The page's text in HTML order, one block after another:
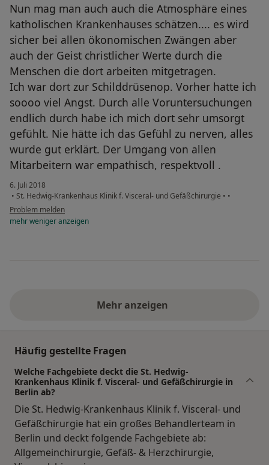
Nun mag man auch auch die Atmosphäre eines
katholischen Krankenhauses schätzen.... es wird
sicher bei allen ökonomischen Zwängen aber
auch der Geist christlicher Werte durch die
Menschen die dort arbeiten mitgetragen.
Ich war dort zur Schilddrüsenop. Vorher hatte ich
soooo viel Angst. Durch alle Voruntersuchungen
endlich durch habe ich mich dort sehr umsorgt
gefühlt. Nie hätte ich das Gefühl zu nerven, alles
wurde gut erklärt. Der Umgang von allen
Mitarbeitern war empathisch, respektvoll .
6. Juli 2018
• St. Hedwig-Krankenhaus Klinik f. Visceral- und Gefäßchirurgie • •
Problem melden
mehrwenigeranzeigen
Mehr anzeigen
Häufig gestellte Fragen
Welche Fachgebiete deckt die St. Hedwig-
Krankenhaus Klinik f. Visceral- und Gefäßchirurgie in
Berlin ab?
Die St. Hedwig-Krankenhaus Klinik f. Visceral- und
Gefäßchirurgie hat ein großes Behandlerteam in
Berlin und deckt folgende Fachgebiete ab:
Allgemeinchirurgie, Gefäß- & Herzchirurgie,